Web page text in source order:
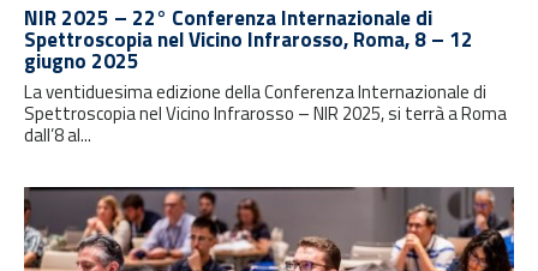
NIR 2025 – 22° Conferenza Internazionale di
Spettroscopia nel Vicino Infrarosso, Roma, 8 – 12
giugno 2025
La ventiduesima edizione della Conferenza Internazionale di
Spettroscopia nel Vicino Infrarosso – NIR 2025, si terrà a Roma
dall’8 al...